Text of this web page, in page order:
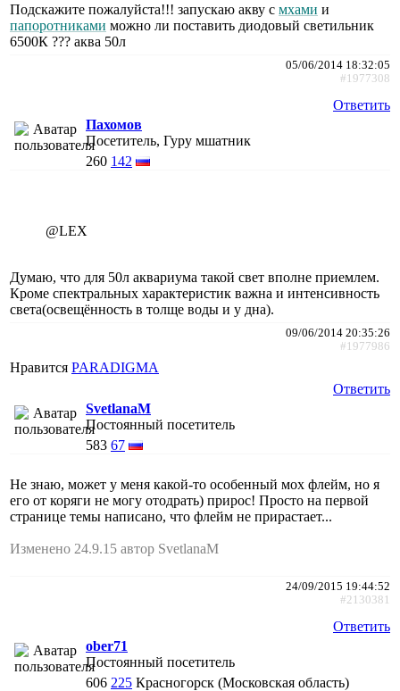
Подскажите пожалуйста!!! запускаю акву с мхами и
папоротниками можно ли поставить диодовый светильник
6500К ??? аква 50л
05/06/2014 18:32:05
#1977308
Ответить
Пахомов
Посетитель, Гуру мшатник
260 142
@LEX
Думаю, что для 50л аквариума такой свет вполне приемлем.
Кроме спектральных характеристик важна и интенсивность
света(освещённость в толще воды и у дна).
09/06/2014 20:35:26
#1977986
Нравится PARADIGMA
Ответить
SvetlanaM
Постоянный посетитель
583 67
Не знаю, может у меня какой-то особенный мох флейм, но я
его от коряги не могу отодрать) прирос! Просто на первой
странице темы написано, что флейм не прирастает...
Изменено 24.9.15 автор SvetlanaM
24/09/2015 19:44:52
#2130381
Ответить
ober71
Постоянный посетитель
606 225 Красногорск (Московская область)